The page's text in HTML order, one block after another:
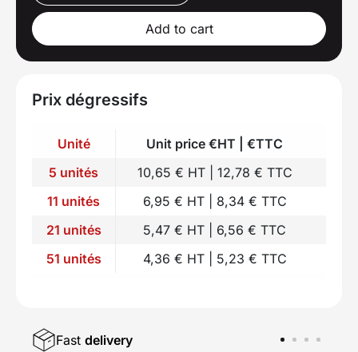
Add to cart
Prix dégressifs
Unité
Unit price €HT | €TTC
5 unités
10,65 € HT | 12,78 € TTC
11 unités
6,95 € HT | 8,34 € TTC
21 unités
5,47 € HT | 6,56 € TTC
51 unités
4,36 € HT | 5,23 € TTC
Fast delivery